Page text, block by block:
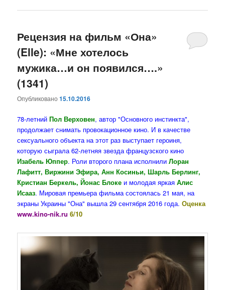
Рецензия на фильм «Она»
(Elle): «Мне хотелось
мужика…и он появился….»
(1341)
Опубликовано15.10.2016
78-летний Пол Верховен, автор "Основного инстинкта",
продолжает снимать провокационное кино. И в качестве
сексуального объекта на этот раз выступает героиня,
которую сыграла 62-летняя звезда французского кино
Изабель Юппер. Роли второго плана исполнилиЛоран
Лафитт, Виржини Эфира, Анн Косиньи, Шарль Берлинг,
Кристиан Беркель, Йонас Блоке и молодая яркаяАлис
Исааз. Мировая премьера фильма состоялась 21 мая, на
экраны Украины "Она" вышла 29 сентября 2016 года.Оценка
www.kino-nik.ru 6/10